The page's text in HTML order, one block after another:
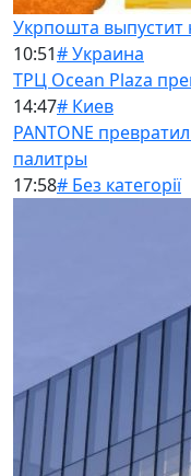
Укрпошта выпустит
10:51# Украина
ТРЦ Ocean Plaza
14:47# Киев
PANTONE
палитры
17:58# Без категорії